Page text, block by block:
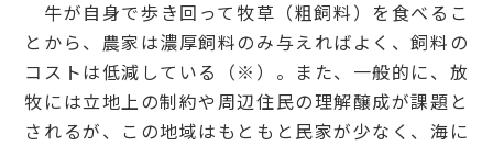
牛が自身で歩き回って牧草（粗飼料）を食べるこ
とから、農家は濃厚飼料のみ与えればよく、飼料の
コストは低減している（※）。また、一般的に、放
牧には立地上の制約や周辺住民の理解醸成が課題と
されるが、この地域はもともと民家が少なく、海に